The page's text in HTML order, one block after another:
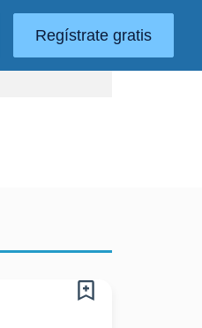
Regístrate gratis